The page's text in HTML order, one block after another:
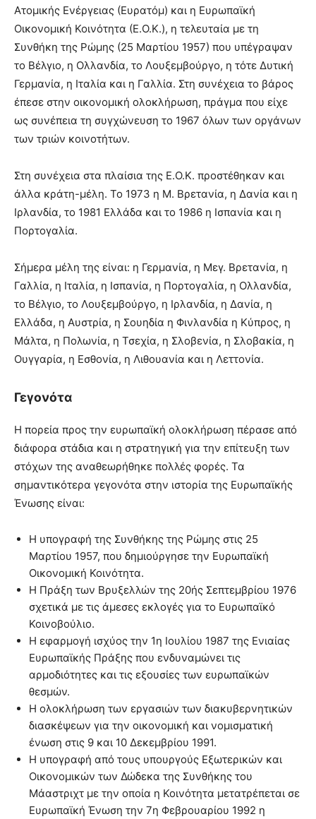
Ατομικής Ενέργειας (Ευρατόμ) και η Ευρωπαϊκή
Οικονομική Κοινότητα (Ε.Ο.Κ.), η τελευταία με τη
Συνθήκη της Ρώμης (25 Μαρτίου 1957) που υπέγραψαν
το Βέλγιο, η Ολλανδία, το Λουξεμβούργο, η τότε Δυτική
Γερμανία, η Ιταλία και η Γαλλία. Στη συνέχεια το βάρος
έπεσε στην οικονομική ολοκλήρωση, πράγμα που είχε
ως συνέπεια τη συγχώνευση το 1967 όλων των οργάνων
των τριών κοινοτήτων.
Στη συνέχεια στα πλαίσια της Ε.Ο.Κ. προστέθηκαν και
άλλα κράτη-μέλη. Το 1973 η Μ. Βρετανία, η Δανία και η
Ιρλανδία, το 1981 Ελλάδα και το 1986 η Ισπανία και η
Πορτογαλία.
Σήμερα μέλη της είναι: η Γερμανία, η Μεγ. Βρετανία, η
Γαλλία, η Ιταλία, η Ισπανία, η Πορτογαλία, η Ολλανδία,
το Βέλγιο, το Λουξεμβούργο, η Ιρλανδία, η Δανία, η
Ελλάδα, η Αυστρία, η Σουηδία η Φινλανδία η Κύπρος, η
Μάλτα, η Πολωνία, η Τσεχία, η Σλοβενία, η Σλοβακία, η
Ουγγαρία, η Εσθονία, η Λιθουανία και η Λεττονία.
Γεγονότα
Η πορεία προς την ευρωπαϊκή ολοκλήρωση πέρασε από
διάφορα στάδια και η στρατηγική για την επίτευξη των
στόχων της αναθεωρήθηκε πολλές φορές. Τα
σημαντικότερα γεγονότα στην ιστορία της Ευρωπαϊκής
Ένωσης είναι:
Η υπογραφή της Συνθήκης της Ρώμης στις 25
Μαρτίου 1957, που δημιούργησε την Ευρωπαϊκή
Οικονομική Κοινότητα.
Η Πράξη των Βρυξελλών της 20ής Σεπτεμβρίου 1976
σχετικά με τις άμεσες εκλογές για το Ευρωπαϊκό
Κοινοβούλιο.
Η εφαρμογή ισχύος την 1η Ιουλίου 1987 της Ενιαίας
Ευρωπαϊκής Πράξης που ενδυναμώνει τις
αρμοδιότητες και τις εξουσίες των ευρωπαϊκών
θεσμών.
Η ολοκλήρωση των εργασιών των διακυβερνητικών
διασκέψεων για την οικονομική και νομισματική
ένωση στις 9 και 10 Δεκεμβρίου 1991.
Η υπογραφή από τους υπουργούς Εξωτερικών και
Οικονομικών των Δώδεκα της Συνθήκης του
Μάαστριχτ με την οποία η Κοινότητα μετατρέπεται σε
Ευρωπαϊκή Ένωση την 7η Φεβρουαρίου 1992 η